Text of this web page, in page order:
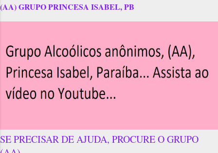
(AA) GRUPO PRINCESA ISABEL, PB
SE PRECISAR DE AJUDA, PROCURE O GRUPO